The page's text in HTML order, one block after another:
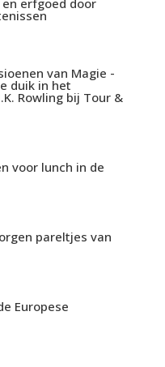
erfgoed door
van Magie -
duik in het
Rowling bij Tour &
voor lunch in de
pareltjes van
Europese